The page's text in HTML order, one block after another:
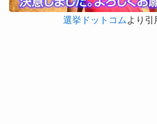
選挙ドットコム より引